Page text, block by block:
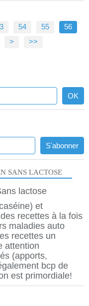
54 55
56
70
> >>
SANS LACTOSE
et
recettes à la fois
maladies auto
recettes un
attention
(apports,
bcp de
est primordiale!